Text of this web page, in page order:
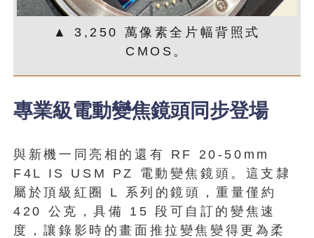
▲ 3,250 萬像素全片幅背照式
CMOS。
專業級電動變焦鏡頭同步登場
與新機一同亮相的還有 RF 20-50mm
F4L IS USM PZ 電動變焦鏡頭。這支隸
屬於頂級紅圈 L 系列的鏡頭，重量僅約
420 公克，具備 15 段可自訂的變焦速
度，讓錄影時的畫面推拉變焦變得更為柔